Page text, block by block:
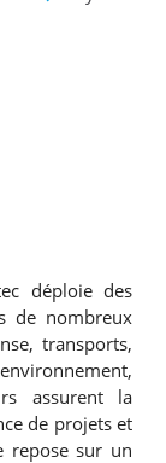
déploie des
de nombreux
transports,
assurent la
de projets et
repose sur un